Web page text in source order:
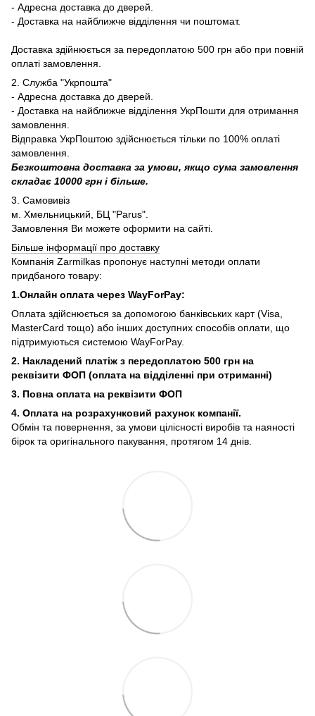
- Адресна доставка до дверей.
- Доставка на найближче відділення чи поштомат.
Доставка здійнюється за передоплатою 500 грн або при повній
оплаті замовлення.
2. Служба "Укрпошта"
- Адресна доставка до дверей.
- Доставка на найближче відділення УкрПошти для отримання
замовлення.
Відправка УкрПоштою здійснюється тільки по 100% оплаті
замовлення.
Безкоштовна доставка за умови, якщо сума замовлення
складає 10000 грн і більше.
3. Самовивіз
м. Хмельницький, БЦ "Parus".
Замовлення Ви можете оформити на сайті.
Більше інформації про доставку
Компанія Zarmilkas пропонує наступні методи оплати
придбаного товару:
1.Онлайн оплата через WayForPay:
Оплата здійснюється за допомогою банківських карт (Visa,
MasterCard тощо) або інших доступних способів оплати, що
підтримуються системою WayForPay.
2. Накладений платіж з передоплатою 500 грн на
реквізити ФОП (оплата на відділенні при отриманні)
3. Повна оплата на реквізити ФОП
4. Оплата на розрахунковий рахунок компанії.
Обмін та повернення, за умови цілісності виробів та наяності
бірок та оригінального пакування, протягом 14 днів.